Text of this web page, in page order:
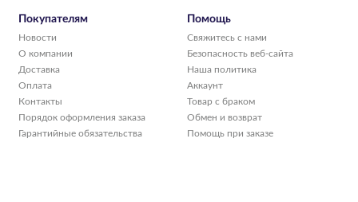
Покупателям
Новости
О компании
Доставка
Оплата
Контакты
Порядок оформления заказа
Гарантийные обязательства
Помощь
Свяжитесь с нами
Безопасность веб-сайта
Наша политика
Аккаунт
Товар с браком
Обмен и возврат
Помощь при заказе